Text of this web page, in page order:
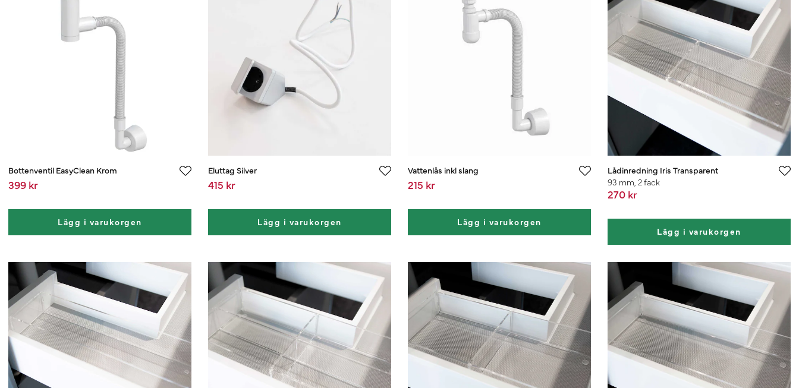
Bottenventil EasyClean Krom
399 kr
Lägg i varukorgen
Eluttag Silver
415 kr
Lägg i varukorgen
Vattenlås inkl slang
215 kr
Lägg i varukorgen
Lådinredning Iris Transparent
93 mm, 2 fack
270 kr
Lägg i varukorgen